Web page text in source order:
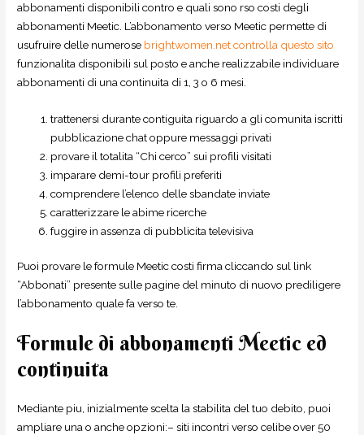
abbonamenti disponibili contro e quali sono rso costi degli
abbonamenti Meetic. L’abbonamento verso Meetic permette di
usufruire delle numerose brightwomen.net controlla questo sito
funzionalita disponibili sul posto e anche realizzabile individuare
abbonamenti di una continuita di 1, 3 o 6 mesi.
trattenersi durante contiguita riguardo a gli comunita iscritti
pubblicazione chat oppure messaggi privati
provare il totalita “Chi cerco” sui profili visitati
imparare demi-tour profili preferiti
comprendere l’elenco delle sbandate inviate
caratterizzare le abime ricerche
fuggire in assenza di pubblicita televisiva
Puoi provare le formule Meetic costi firma cliccando sul link
“Abbonati” presente sulle pagine del minuto di nuovo prediligere
l’abbonamento quale fa verso te.
Formule di abbonamenti Meetic ed
continuita
Mediante piu, inizialmente scelta la stabilita del tuo debito, puoi
ampliare una o anche opzioni:– siti incontri verso celibe over 50